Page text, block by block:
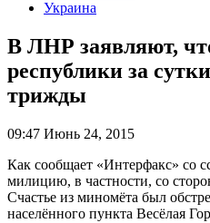
Украина
В ЛНР заявляют,
республики за
трижды
09:47 Июнь 24, 2015
Как сообщает «Интерфакс» со
милицию, в частности, со
Счастье из миномёта был
населённого пункта Весёлая